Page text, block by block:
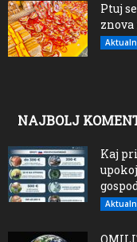
Ptuj
NAJBOLJ
Kaj